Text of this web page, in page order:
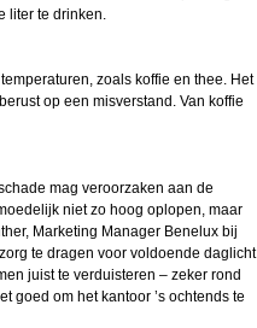
liter te drinken.
zoals koffie en thee. Het
op een misverstand. Van koffie
mag veroorzaken aan de
niet zo hoog oplopen, maar
Marketing Manager Benelux bij
te dragen voor voldoende daglicht
juist te verduisteren – zeker rond
goed om het kantoor ’s ochtends te